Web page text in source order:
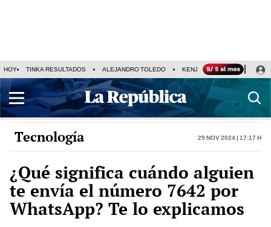
HOY TINKA RESULTADOS ALEJANDRO TOLEDO KENJI FUJIMORI
Tecnología 29 Nov 2024 | 17:17 h
¿Qué significa cuándo alguien
te envía el número 7642 por
WhatsApp? Te lo explicamos